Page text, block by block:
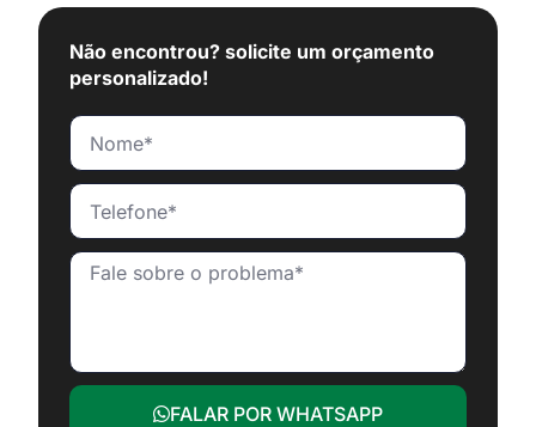
Não encontrou? solicite um orçamento
personalizado!
FALAR POR WHATSAPP